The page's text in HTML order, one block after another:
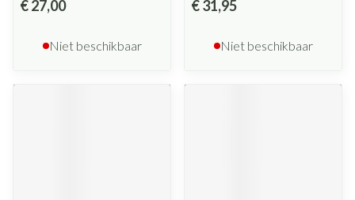
€ 27,00
Niet beschikbaar
€ 31,95
Niet beschikbaar